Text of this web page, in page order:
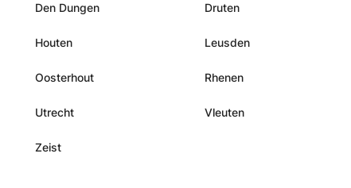
Den Dungen Druten
Houten Leusden
Oosterhout Rhenen
Utrecht Vleuten
Zeist